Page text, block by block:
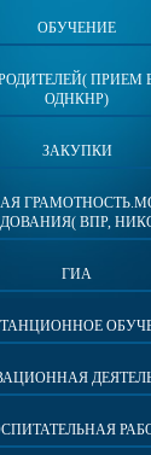
ОБУЧЕНИЕ
ПРИЕМ В
ОДНКНР)
ЗАКУПКИ
ВПР,
ГИА